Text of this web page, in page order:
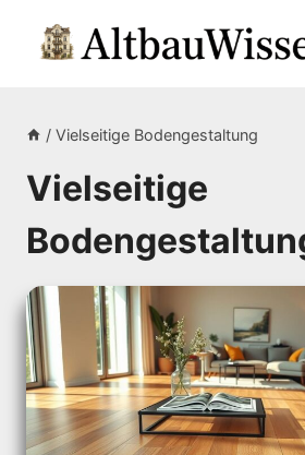
Inhalt
/ Vielseitige Bodengestaltung
Vielseitige